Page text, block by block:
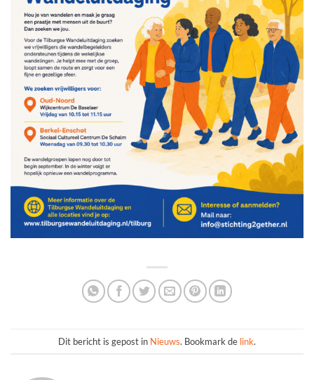
Dit bericht is gepost in Nieuws. Bookmark de link.